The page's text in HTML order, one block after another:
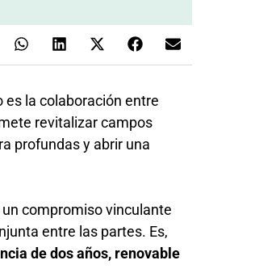
es la colaboración entre
revitalizar campos
profundas y abrir una
compromiso vinculante
entre las partes. Es,
de dos años, renovable